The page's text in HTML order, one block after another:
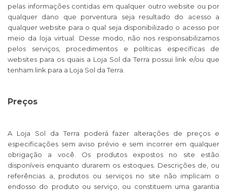
pelas informações contidas em qualquer outro website ou por
qualquer dano que porventura seja resultado do acesso a
qualquer website para o qual seja disponibilizado o acesso por
meio da loja virtual. Desse modo, não nos responsabilizamos
pelos serviços, procedimentos e políticas específicas de
websites para os quais a Loja Sol da Terra possui link e/ou que
tenham link para a Loja Sol da Terra.
Preços
A Loja Sol da Terra poderá fazer alterações de preços e
especificações sem aviso prévio e sem incorrer em qualquer
obrigação a você. Os produtos expostos no site estão
disponíveis enquanto durarem os estoques. Descrições de, ou
referências a, produtos ou serviços no site não implicam o
endosso do produto ou serviço, ou constituem uma garantia